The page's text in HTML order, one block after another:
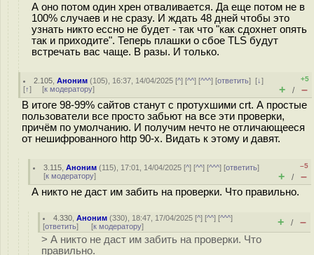
А оно потом один хрен отваливается. Да еще потом не в
100% случаев и не сразу. И ждать 48 дней чтобы это
узнать никто ессно не будет - так что "как сдохнет опять
так и приходите". Теперь плашки о сбое TLS будут
встречать вас чаще. В разы. И только.
2.105 ,Аноним (105), 16:37, 14/04/2025 [^] [^^] [^^^] [ответить][↓]
[↑] [к модератору]
+5
+ / –
В итоге 98-99% сайтов станут с протухшими crt. А простые
пользователи все просто забьют на все эти проверки,
причём по умолчанию. И получим нечто не отличающееся
от нешифрованного http 90-x. Видать к этому и давят.
3.115 ,Аноним (115), 17:01, 14/04/2025 [^] [^^] [^^^] [ответить]
[к модератору]
–5
+ / –
А никто не даст им забить на проверки. Что правильно.
4.330 ,Аноним (330), 18:47, 17/04/2025 [^] [^^] [^^^]
[ответить] [к модератору] + / –
> А никто не даст им забить на проверки. Что
правильно.